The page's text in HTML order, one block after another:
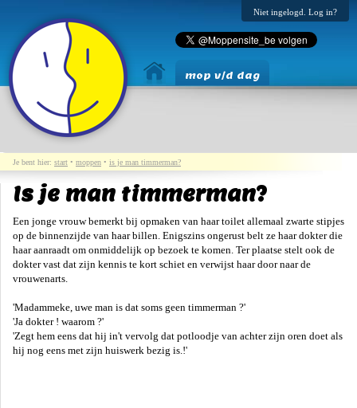
Niet ingelogd. Log in?
mop v/d dag
Je bent hier: start • moppen • is je man timmerman?
Is je man timmerman?
Een jonge vrouw bemerkt bij opmaken van haar toilet allemaal zwarte stipjes
op de binnenzijde van haar billen. Enigszins ongerust belt ze haar dokter die
haar aanraadt om onmiddelijk op bezoek te komen. Ter plaatse stelt ook de
dokter vast dat zijn kennis te kort schiet en verwijst haar door naar de
vrouwenarts.
'Madammeke, uwe man is dat soms geen timmerman ?'
'Ja dokter ! waarom ?'
'Zegt hem eens dat hij in't vervolg dat potloodje van achter zijn oren doet als
hij nog eens met zijn huiswerk bezig is.!'